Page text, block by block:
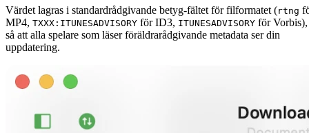
Värdet lagras i standardrådgivande betyg-fältet för filformatet (rtng
MP4, TXXX:ITUNESADVISORY för ID3, ITUNESADVISORY för Vorbis),
så att alla spelare som läser föräldrarådgivande metadata ser din
uppdatering.